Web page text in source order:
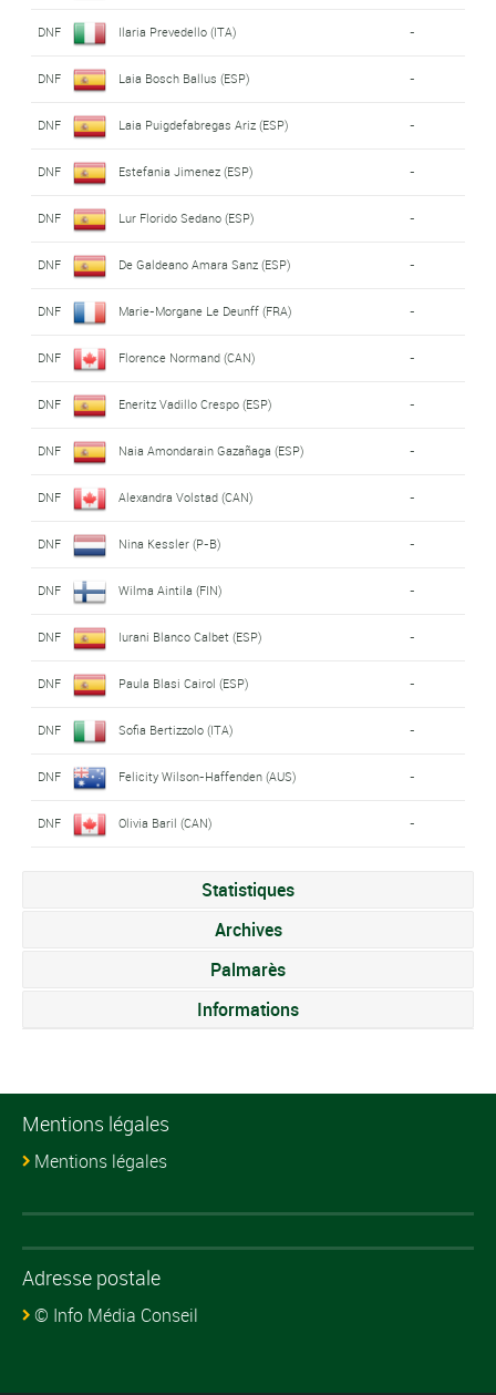
DNF Ilaria Prevedello (ITA) -
DNF Laia Bosch Ballus (ESP) -
DNF Laia Puigdefabregas Ariz (ESP) -
DNF Estefania Jimenez (ESP) -
DNF Lur Florido Sedano (ESP) -
DNF De Galdeano Amara Sanz (ESP) -
DNF Marie-Morgane Le Deunff (FRA) -
DNF Florence Normand (CAN) -
DNF Eneritz Vadillo Crespo (ESP) -
DNF Naia Amondarain Gazañaga (ESP) -
DNF Alexandra Volstad (CAN) -
DNF Nina Kessler (P-B) -
DNF Wilma Aintila (FIN) -
DNF Iurani Blanco Calbet (ESP) -
DNF Paula Blasi Cairol (ESP) -
DNF Sofia Bertizzolo (ITA) -
DNF Felicity Wilson-Haffenden (AUS) -
DNF Olivia Baril (CAN) -
Statistiques
Archives
Palmarès
Informations
Mentions légales
Mentions légales
Adresse postale
© Info Média Conseil